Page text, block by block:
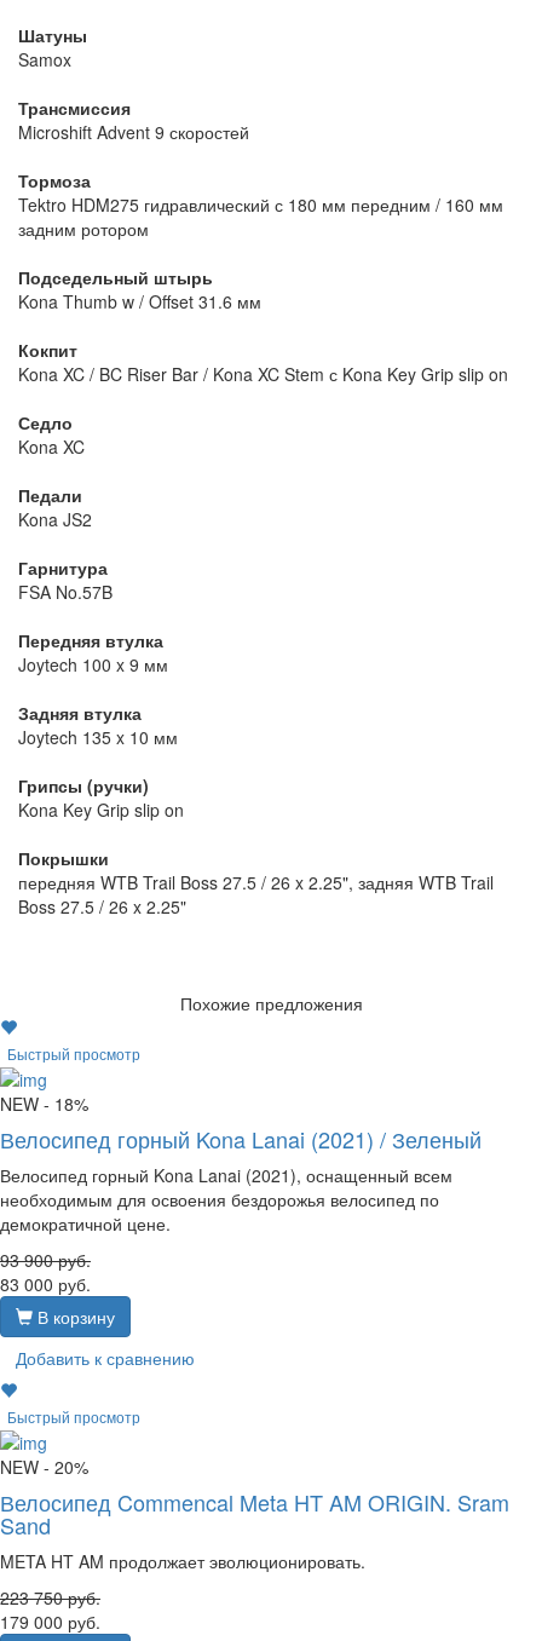
Шатуны
Samox
Трансмиссия
Microshift Advent 9 скоростей
Тормоза
Tektro HDM275 гидравлический с 180 мм передним / 160 мм
задним ротором
Подседельный штырь
Kona Thumb w / Offset 31.6 мм
Кокпит
Kona XC / BC Riser Bar / Kona XC Stem с Kona Key Grip slip on
Седло
Kona XC
Педали
Kona JS2
Гарнитура
FSA No.57B
Передняя втулка
Joytech 100 x 9 мм
Задняя втулка
Joytech 135 x 10 мм
Грипсы (ручки)
Kona Key Grip slip on
Покрышки
передняя WTB Trail Boss 27.5 / 26 x 2.25", задняя WTB Trail
Boss 27.5 / 26 x 2.25"
Похожие предложения
Быстрый просмотр
NEW - 18%
Велосипед горный Kona Lanai (2021) / Зеленый
Велосипед горный Kona Lanai (2021), оснащенный всем
необходимым для освоения бездорожья велосипед по
демократичной цене.
93 900руб.
83 000 руб.
В корзину
Добавить к сравнению
Быстрый просмотр
NEW - 20%
Велосипед Commencal Meta HT AM ORIGIN. Sram
Sand
META HT AM продолжает эволюционировать.
223 750руб.
179 000 руб.